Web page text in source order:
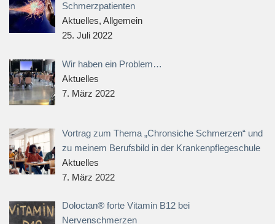
Schmerzpatienten
Aktuelles, Allgemein
25. Juli 2022
Wir haben ein Problem…
Aktuelles
7. März 2022
Vortrag zum Thema „Chronsiche Schmerzen“ und
zu meinem Berufsbild in der Krankenpflegeschule
Aktuelles
7. März 2022
Doloctan® forte Vitamin B12 bei
Nervenschmerzen